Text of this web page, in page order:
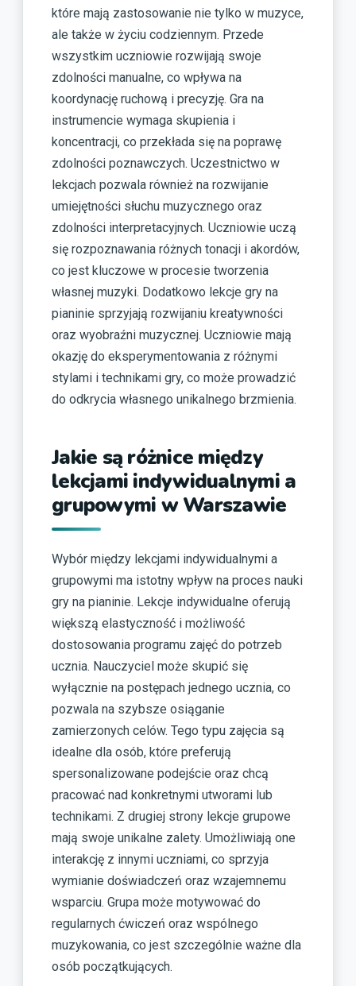
które mają zastosowanie nie tylko w muzyce,
ale także w życiu codziennym. Przede
wszystkim uczniowie rozwijają swoje
zdolności manualne, co wpływa na
koordynację ruchową i precyzję. Gra na
instrumencie wymaga skupienia i
koncentracji, co przekłada się na poprawę
zdolności poznawczych. Uczestnictwo w
lekcjach pozwala również na rozwijanie
umiejętności słuchu muzycznego oraz
zdolności interpretacyjnych. Uczniowie uczą
się rozpoznawania różnych tonacji i akordów,
co jest kluczowe w procesie tworzenia
własnej muzyki. Dodatkowo lekcje gry na
pianinie sprzyjają rozwijaniu kreatywności
oraz wyobraźni muzycznej. Uczniowie mają
okazję do eksperymentowania z różnymi
stylami i technikami gry, co może prowadzić
do odkrycia własnego unikalnego brzmienia.
Jakie są różnice między
lekcjami indywidualnymi a
grupowymi w Warszawie
Wybór między lekcjami indywidualnymi a
grupowymi ma istotny wpływ na proces nauki
gry na pianinie. Lekcje indywidualne oferują
większą elastyczność i możliwość
dostosowania programu zajęć do potrzeb
ucznia. Nauczyciel może skupić się
wyłącznie na postępach jednego ucznia, co
pozwala na szybsze osiąganie
zamierzonych celów. Tego typu zajęcia są
idealne dla osób, które preferują
spersonalizowane podejście oraz chcą
pracować nad konkretnymi utworami lub
technikami. Z drugiej strony lekcje grupowe
mają swoje unikalne zalety. Umożliwiają one
interakcję z innymi uczniami, co sprzyja
wymianie doświadczeń oraz wzajemnemu
wsparciu. Grupa może motywować do
regularnych ćwiczeń oraz wspólnego
muzykowania, co jest szczególnie ważne dla
osób początkujących.